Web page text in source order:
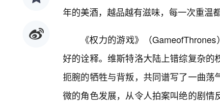
年的美酒，越品越有滋味，每一次重温
《权力的游戏》（
好的诠释。维斯特洛大陆上错综复杂
扼腕的牺牲与背叛，共同谱写了一曲
微的角色发展，从令人拍案叫绝的剧